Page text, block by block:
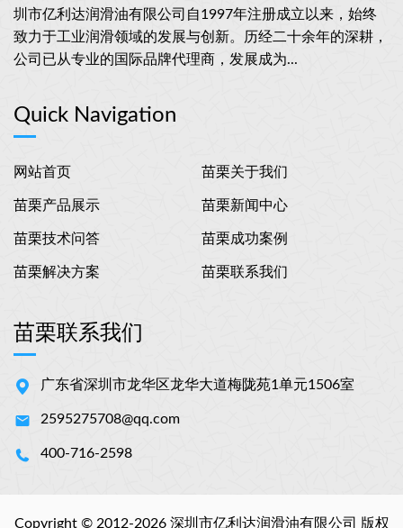
圳市亿利达润滑油有限公司自1997年注册成立以来，始终
致力于工业润滑领域的发展与创新。历经二十余年的深耕，
公司已从专业的国际品牌代理商，发展成为...
Quick Navigation
网站首页 苗栗关于我们
苗栗产品展示 苗栗新闻中心
苗栗技术问答 苗栗成功案例
苗栗解决方案 苗栗联系我们
苗栗联系我们
广东省深圳市龙华区龙华大道梅陇苑1单元1506室
2595275708@qq.com
400-716-2598
Copyright © 2012-2026 深圳市亿利达润滑油有限公司 版权